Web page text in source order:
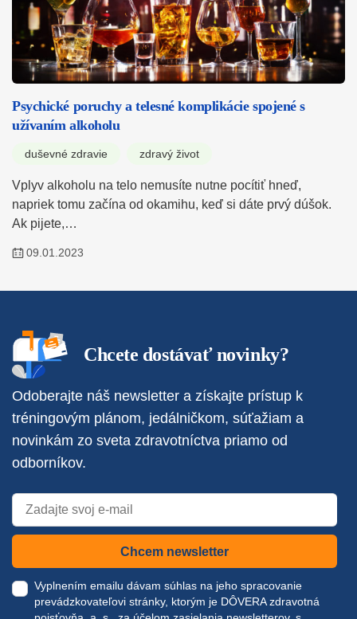
Psychické poruchy a telesné komplikácie spojené s
užívaním alkoholu
duševné zdravie zdravý život
Vplyv alkoholu na telo nemusíte nutne pocítiť hneď,
napriek tomu začína od okamihu, keď si dáte prvý dúšok.
Ak pijete,…
09.01.2023
Chcete dostávať novinky?
Odoberajte náš newsletter a získajte prístup k
tréningovým plánom, jedálničkom, súťažiam a
novinkám zo sveta zdravotníctva priamo od
odborníkov.
Chcem newsletter
Vyplnením emailu dávam súhlas na jeho spracovanie
prevádzkovateľovi stránky, ktorým je DÔVERA zdravotná